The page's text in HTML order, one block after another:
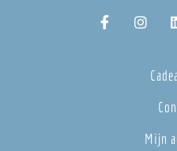
Mijn